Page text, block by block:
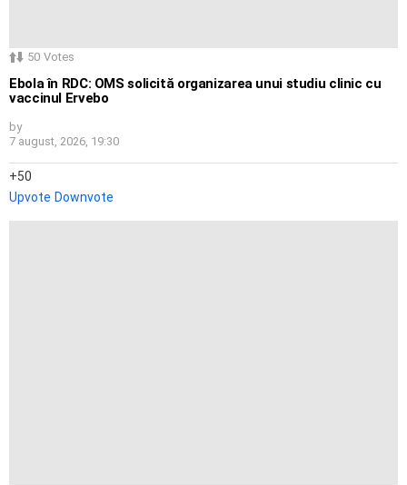
50 Votes
Ebola în RDC: OMS solicită organizarea unui studiu clinic cu
vaccinul Ervebo
by
7 august, 2026, 19:30
50
Upvote Downvote